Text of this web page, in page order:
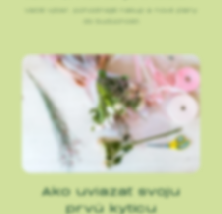
Väčší výber, pohodlnejší nákup a nové plány
Ako uviazať svoju
prvú kyticu